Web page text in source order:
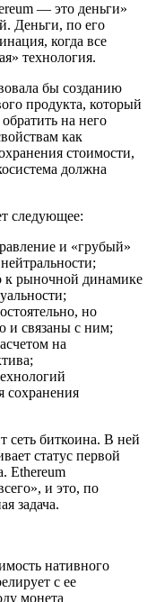
— это деньги»
Деньги, по его
когда все
технология.
бы созданию
продукта, который
на него
как
стоимости,
должна
следующее:
и «грубый»
к рыночной динамике
но
и связаны с ним;
на
сохранения
сеть биткоина. В ней
статус первой
Ethereum
и это, по
задача.
нативного
с ее
монета